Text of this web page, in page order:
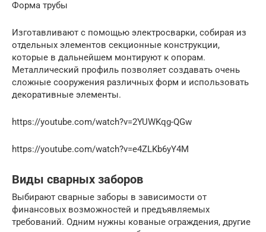
Форма трубы
Изготавливают с помощью электросварки, собирая из
отдельных элементов секционные конструкции,
которые в дальнейшем монтируют к опорам.
Металлический профиль позволяет создавать очень
сложные сооружения различных форм и использовать
декоративные элементы.
https://youtube.com/watch?v=2YUWKqg-QGw
https://youtube.com/watch?v=e4ZLKb6yY4M
Виды сварных заборов
Выбирают сварные заборы в зависимости от
финансовых возможностей и предъявляемых
требований. Одним нужны кованые ограждения, другие